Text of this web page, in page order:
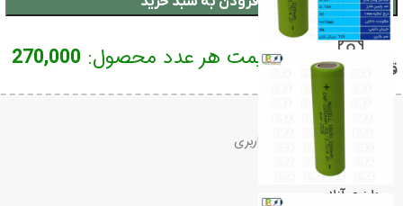
قیمت محصول:​ قیمت هر عدد محصول: 270,000
پست،تیپاکس،چاپار،پیک،باربری
پرداخت آنلاین